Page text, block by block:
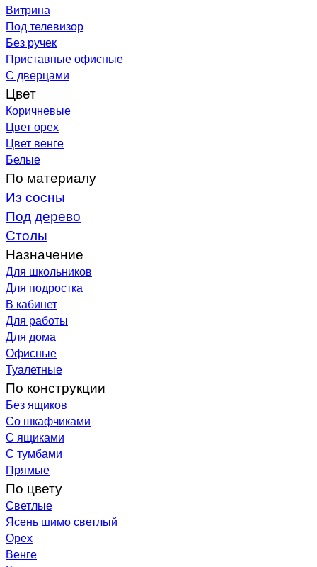
Витрина
Под телевизор
Без ручек
Приставные офисные
С дверцами
Цвет
Коричневые
Цвет орех
Цвет венге
Белые
По материалу
Из сосны
Под дерево
Столы
Назначение
Для школьников
Для подростка
В кабинет
Для работы
Для дома
Офисные
Туалетные
По конструкции
Без ящиков
Со шкафчиками
С ящиками
С тумбами
Прямые
По цвету
Светлые
Ясень шимо светлый
Орех
Венге